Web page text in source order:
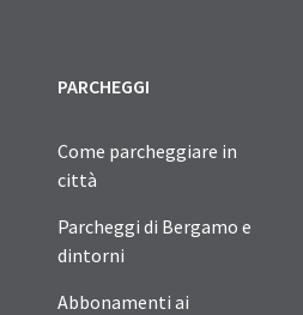
PARCHEGGI
Come parcheggiare in
città
Parcheggi di Bergamo e
dintorni
Abbonamenti ai